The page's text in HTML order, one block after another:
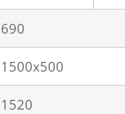
690
1500x500
1520